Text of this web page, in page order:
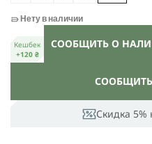
Скидка 5%
Нету в наличии
Кешбек
+120 ₴
СООБЩИТЬ О